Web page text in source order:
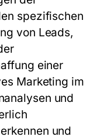
spezifischen
von Leads,
einer
Marketing im
und
und